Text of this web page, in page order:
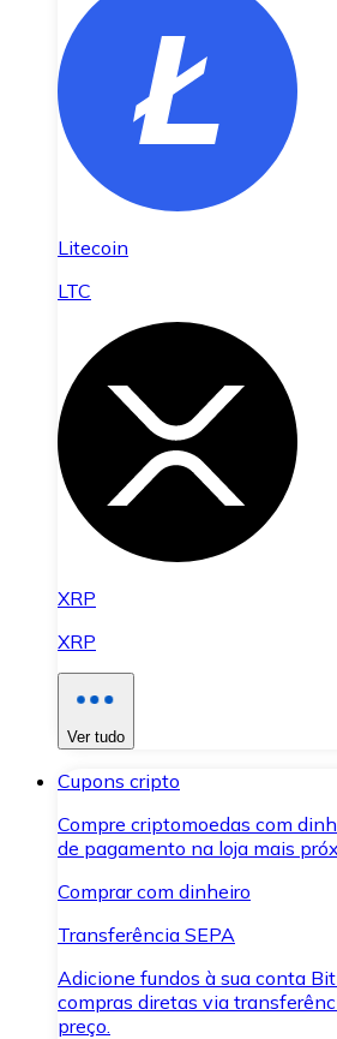
Litecoin
LTC
XRP
XRP
Ver tudo
Cupons cripto
Compre criptomoedas com
de pagamento na loja mais
Comprar com dinheiro
Transferência SEPA
Adicione fundos à sua conta
compras diretas via
preço.